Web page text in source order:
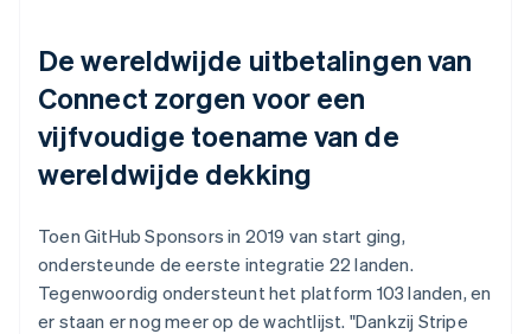
De wereldwijde uitbetalingen van
Connect zorgen voor een
vijfvoudige toename van de
wereldwijde dekking
Toen GitHub Sponsors in 2019 van start ging,
ondersteunde de eerste integratie 22 landen.
Tegenwoordig ondersteunt het platform 103 landen, en
er staan er nog meer op de wachtlijst. "Dankzij Stripe